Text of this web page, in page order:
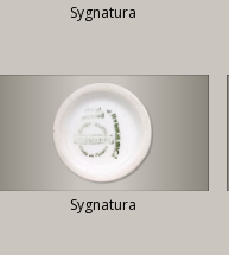
Sygnatura
Sygnatura